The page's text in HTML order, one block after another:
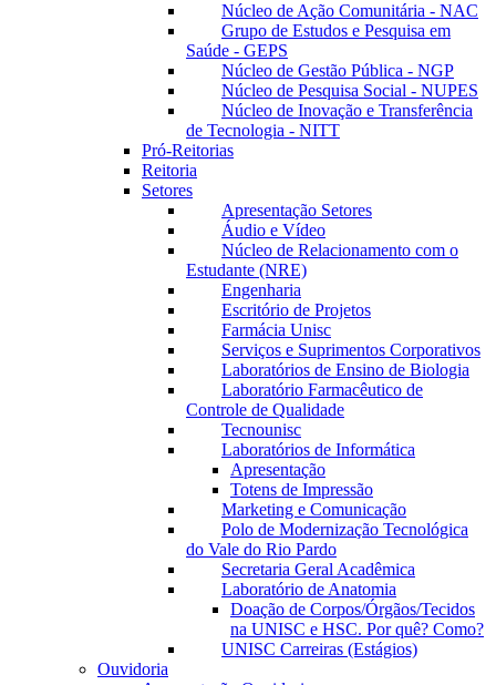
Núcleo de Ação Comunitária - NAC
Grupo de Estudos e Pesquisa em
Saúde - GEPS
Núcleo de Gestão Pública - NGP
Núcleo de Pesquisa Social - NUPES
Núcleo de Inovação e Transferência
de Tecnologia - NITT
Pró-Reitorias
Reitoria
Setores
Apresentação Setores
Áudio e Vídeo
Núcleo de Relacionamento com o
Estudante (NRE)
Engenharia
Escritório de Projetos
Farmácia Unisc
Serviços e Suprimentos Corporativos
Laboratórios de Ensino de Biologia
Laboratório Farmacêutico de
Controle de Qualidade
Tecnounisc
Laboratórios de Informática
Apresentação
Totens de Impressão
Marketing e Comunicação
Polo de Modernização Tecnológica
do Vale do Rio Pardo
Secretaria Geral Acadêmica
Laboratório de Anatomia
Doação de Corpos/Órgãos/Tecidos
na UNISC e HSC. Por quê? Como?
UNISC Carreiras (Estágios)
Ouvidoria